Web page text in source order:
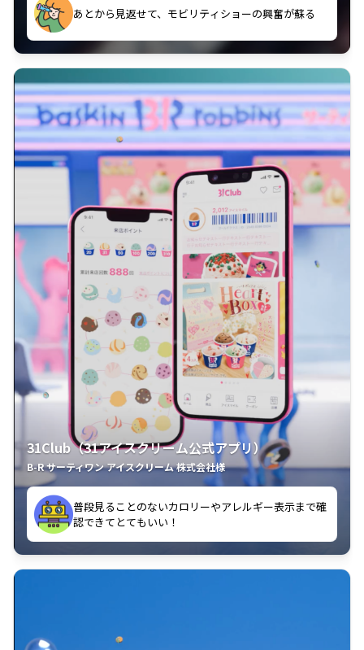
楽しい！！！
あとから見返せて、モビリティショーの興奮が蘇る
31Club（31アイスクリーム公式アプリ）
B-R サーティワン アイスクリーム 株式会社様
アイスマイルが溜まっていくのをみるのは楽しいで
す。
普段見ることのないカロリーやアレルギー表示まで確
認できてとてもいい！